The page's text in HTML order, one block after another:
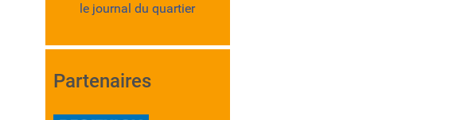
le journal du quartier
Partenaires